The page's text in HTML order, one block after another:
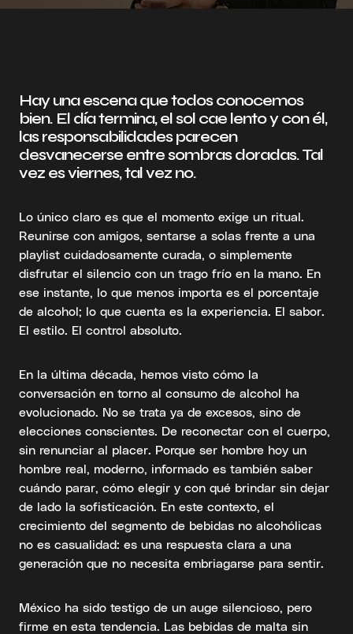
Hay una escena que todos conocemos
bien. El día termina, el sol cae lento y con él,
las responsabilidades parecen
desvanecerse entre sombras doradas. Tal
vez es viernes, tal vez no.
Lo único claro es que el momento exige un ritual.
Reunirse con amigos, sentarse a solas frente a una
playlist cuidadosamente curada, o simplemente
disfrutar el silencio con un trago frío en la mano. En
ese instante, lo que menos importa es el porcentaje
de alcohol; lo que cuenta es la experiencia. El sabor.
El estilo. El control absoluto.
En la última década, hemos visto cómo la
conversación en torno al consumo de alcohol ha
evolucionado. No se trata ya de excesos, sino de
elecciones conscientes. De reconectar con el cuerpo,
sin renunciar al placer. Porque ser hombre hoy un
hombre real, moderno, informado es también saber
cuándo parar, cómo elegir y con qué brindar sin dejar
de lado la sofisticación. En este contexto, el
crecimiento del segmento de bebidas no alcohólicas
no es casualidad: es una respuesta clara a una
generación que no necesita embriagarse para sentir.
México ha sido testigo de un auge silencioso, pero
firme en esta tendencia. Las bebidas de malta sin